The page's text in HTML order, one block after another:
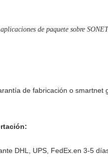
de paquete sobre
de fabricación o smartnet
DHL, UPS, FedEx.en 3-5